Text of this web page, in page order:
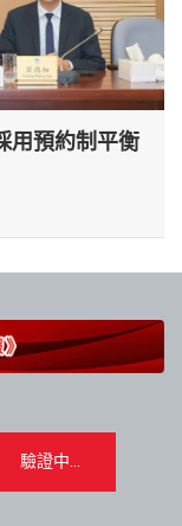
用預約制平衡